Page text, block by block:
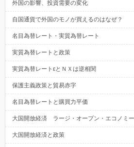
外国の影響、投資需要の変化
自国通貨で外国のモノが買えるのはなぜ？
名目為替レート・実質為替レート
実質為替レートと政策
実質為替レートεとＮＸは逆相関
保護主義政策と貿易赤字
名目為替レートと購買力平価
大国開放経済 ラージ・オープン・エコノミー
大国開放経済と政策